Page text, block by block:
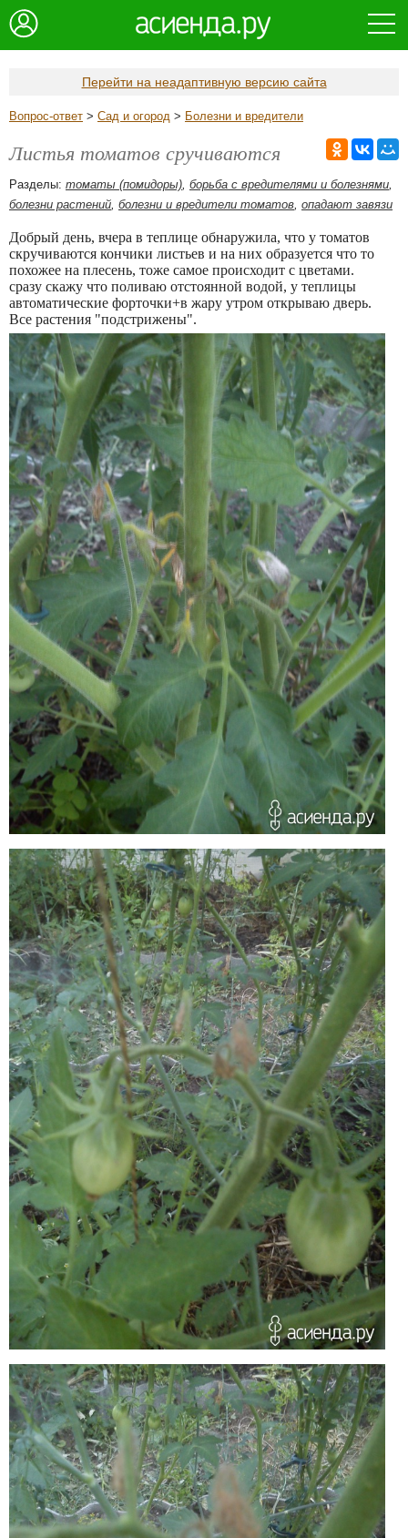
Перейти на неадаптивную версию сайта
Вопрос-ответ > Сад и огород > Болезни и вредители
Листья томатов сручиваются
Разделы: томаты (помидоры), борьба с вредителями и болезнями,
болезни растений, болезни и вредители томатов, опадают завязи
Добрый день, вчера в теплице обнаружила, что у томатов
скручиваются кончики листьев и на них образуется что то
похожее на плесень, тоже самое происходит с цветами.
сразу скажу что поливаю отстоянной водой, у теплицы
автоматические форточки+в жару утром открываю дверь.
Все растения "подстрижены".